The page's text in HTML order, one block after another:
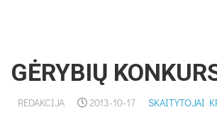
GĖ­RY­BIŲ
REDAKCIJA 2013-10-17 SKAITYTOJAI